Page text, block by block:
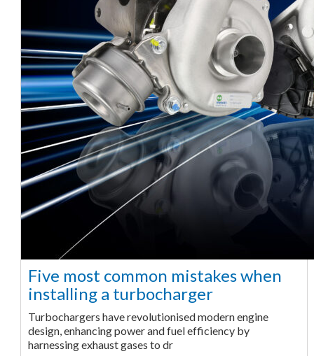
Five most common mistakes when
installing a turbocharger
Turbochargers have revolutionised modern engine
design, enhancing power and fuel efficiency by
harnessing exhaust gases to dr